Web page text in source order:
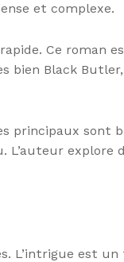
et complexe.
Ce roman
bien Black
principaux sont
L’auteur
L’intrigue est